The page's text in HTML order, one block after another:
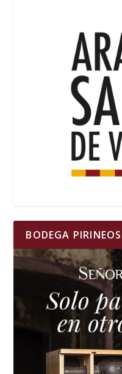
BODEGA PIRINEOS